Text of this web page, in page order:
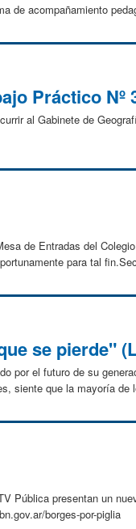
de acompañamiento
Práctico Nº
al Gabinete de
de Entradas del
para tal
se pierde"
por el futuro de su
siente que la mayoría
Pública presentan un
borges-por-piglia